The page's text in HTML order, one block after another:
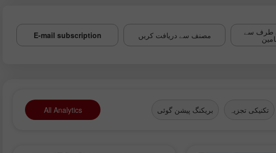
طرف سے مصنف سے دریافت کریں E-mail subscription
تکنیکی تجزیہ بریکنگ پیشن گوئی All Analytics